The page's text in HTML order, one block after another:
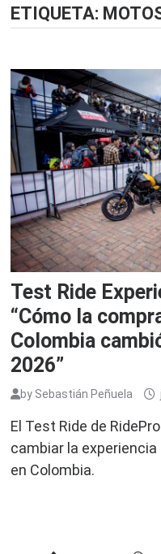
ETIQUETA:
Test Ride
“Cómo la
Colombia
2026”
by Sebastián Peñuela
El Test Ride de
cambiar la
en Colombia.